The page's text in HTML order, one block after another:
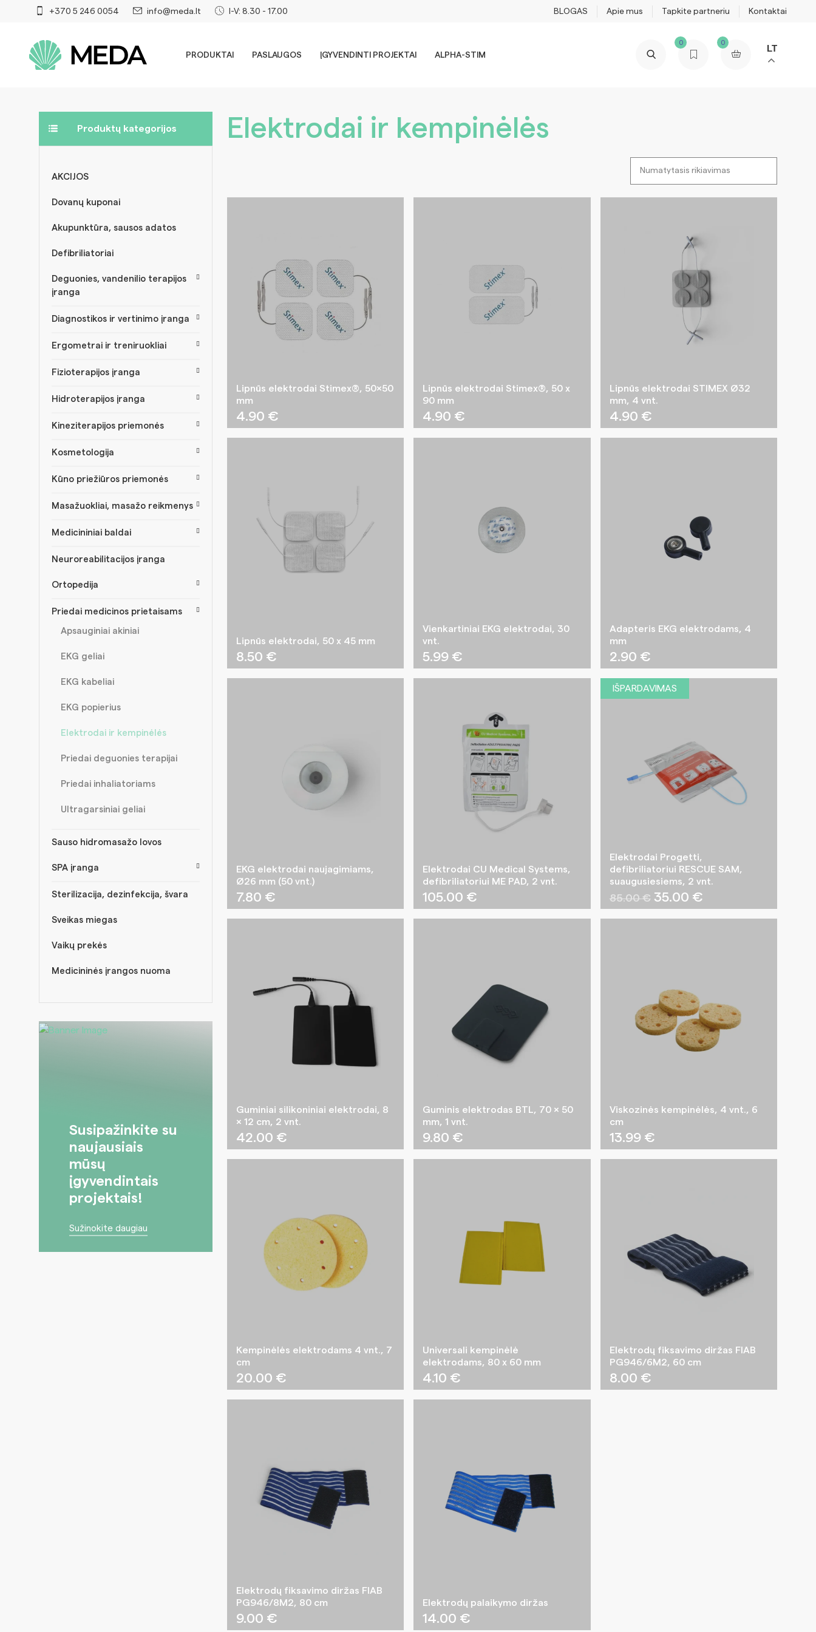
+370 5 246 0054 info@meda.lt I-V: 8.30 - 17.00 BLOGAS Apie mus Tapkite partneriu Kontaktai
PRODUKTAI PASLAUGOS ĮGYVENDINTI PROJEKTAI ALPHA-STIM
0 0
LT
Produktų kategorijos
AKCIJOS
Dovanų kuponai
Akupunktūra, sausos adatos
Defibriliatoriai
Deguonies, vandenilio terapijos
įranga
Diagnostikos ir vertinimo įranga
Ergometrai ir treniruokliai
Fizioterapijos įranga
Hidroterapijos įranga
Kineziterapijos priemonės
Kosmetologija
Kūno priežiūros priemonės
Masažuokliai, masažo reikmenys
Medicininiai baldai
Neuroreabilitacijos įranga
Ortopedija
Priedai medicinos prietaisams
Apsauginiai akiniai
EKG geliai
EKG kabeliai
EKG popierius
Elektrodai ir kempinėlės
Priedai deguonies terapijai
Priedai inhaliatoriams
Ultragarsiniai geliai
Sauso hidromasažo lovos
SPA įranga
Sterilizacija, dezinfekcija, švara
Sveikas miegas
Vaikų prekės
Medicininės įrangos nuoma
Susipažinkite su
naujausiais
mūsų
įgyvendintais
projektais!
Sužinokite daugiau
Elektrodai ir kempinėlės
Lipnūs elektrodai Stimex®, 50×50
mm
4.90 €
Lipnūs elektrodai Stimex®, 50 x
90 mm
4.90 €
Lipnūs elektrodai STIMEX Ø32
mm, 4 vnt.
4.90 €
Lipnūs elektrodai, 50 x 45 mm
8.50 €
Vienkartiniai EKG elektrodai, 30
vnt.
5.99 €
Adapteris EKG elektrodams, 4
mm
2.90 €
EKG elektrodai naujagimiams,
Ø26 mm (50 vnt.)
7.80 €
Elektrodai CU Medical Systems,
defibriliatoriui ME PAD, 2 vnt.
105.00 €
IŠPARDAVIMAS
Elektrodai Progetti,
defibriliatoriui RESCUE SAM,
suaugusiesiems, 2 vnt.
85.00€ Original
price
35.00 €Current
price
Guminiai silikoniniai elektrodai, 8
× 12 cm, 2 vnt.
42.00 €
Guminis elektrodas BTL, 70 × 50
mm, 1 vnt.
9.80 €
Viskozinės kempinėlės, 4 vnt., 6
cm
13.99 €
Kempinėlės elektrodams 4 vnt., 7
cm
20.00 €
Universali kempinėlė
elektrodams, 80 x 60 mm
4.10 €
Elektrodų fiksavimo diržas FIAB
PG946/6M2, 60 cm
8.00 €
Elektrodų fiksavimo diržas FIAB
PG946/8M2, 80 cm
9.00 €
Elektrodų palaikymo diržas
14.00 €